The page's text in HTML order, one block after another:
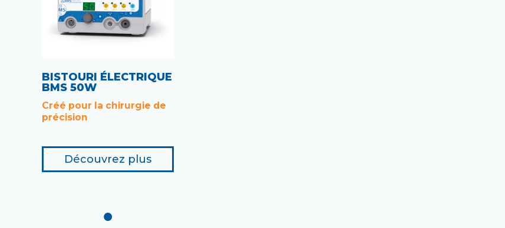
BISTOURI ÉLECTRIQUE
BMS 50W
Créé pour la chirurgie de
précision
Découvrez plus